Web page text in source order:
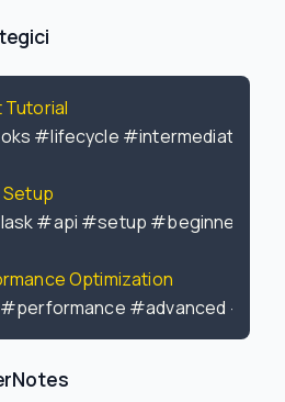
#lifecycle #intermediate
Setup
#api #setup #beginner
Optimization